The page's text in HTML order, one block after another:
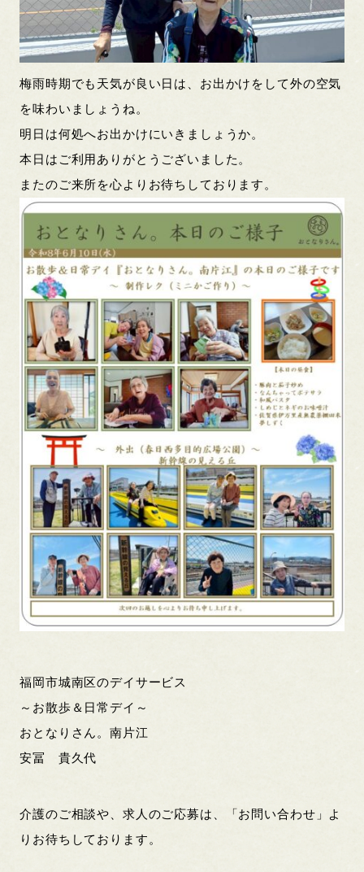
梅雨時期でも天気が良い日は、お出かけをして外の空気
を味わいましょうね。
明日は何処へお出かけにいきましょうか。
本日はご利用ありがとうございました。
またのご来所を心よりお待ちしております。
福岡市城南区のデイサービス
～お散歩＆日常デイ～
おとなりさん。南片江
安冨 貴久代
介護のご相談や、求人のご応募は、「お問い合わせ」よ
りお待ちしております。